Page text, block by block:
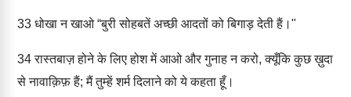
33 धोखा न खाओ “बुरी सोहबतें अच्छी आदतों को बिगाड़ देती हैं।"
34रास्तबाज़ होने के लिए होश में आओ और गुनाह न करो, क्यूँकि कुछ ख़ुदा
से नावाक़िफ़ हैं; मैं तुम्हें शर्म दिलाने को ये कहता हूँ।